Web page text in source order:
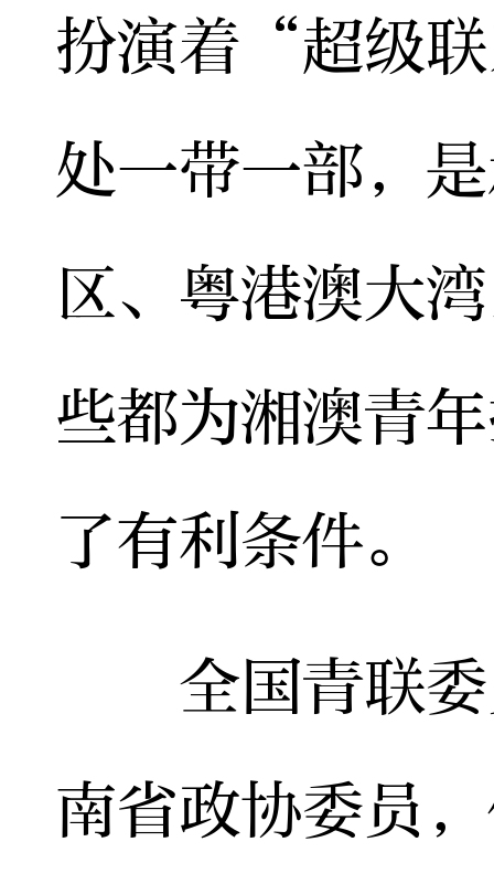
扮演着“超级
处一带一部，
区、粤港澳大
些都为湘澳青
了有利条件。
全国青联委
南省政协委员